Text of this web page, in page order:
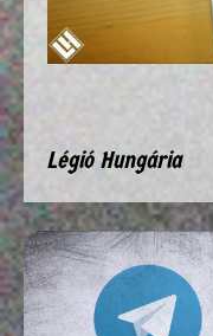
Légió Hungária